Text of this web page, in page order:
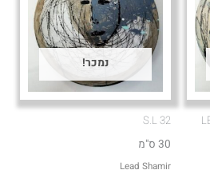
נמכר!
S.L 32
30 ס"מ
Lead Shamir